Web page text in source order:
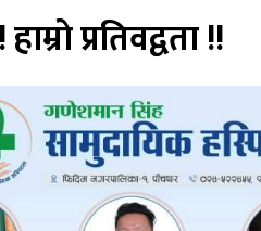
प्रतिवद्वता !!